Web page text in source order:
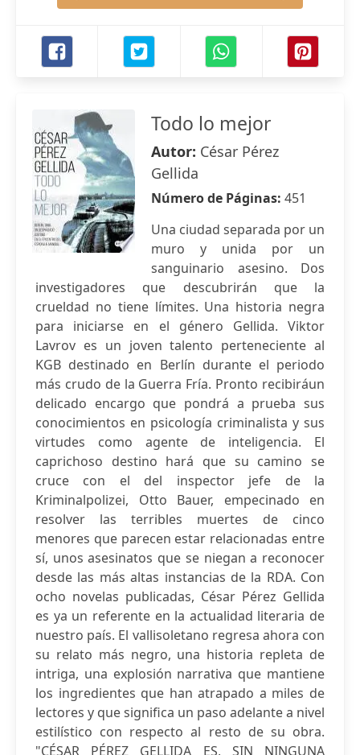
Todo lo mejor
Autor: César Pérez
Gellida
Número de Páginas: 451
Una ciudad separada por un
muro y unida por un
sanguinario asesino. Dos
investigadores que descubrirán que la
crueldad no tiene límites. Una historia negra
para iniciarse en el género Gellida. Viktor
Lavrov es un joven talento perteneciente al
KGB destinado en Berlín durante el periodo
más crudo de la Guerra Fría. Pronto recibiráun
delicado encargo que pondrá a prueba sus
conocimientos en psicología criminalista y sus
virtudes como agente de inteligencia. El
caprichoso destino hará que su camino se
cruce con el del inspector jefe de la
Kriminalpolizei, Otto Bauer, empecinado en
resolver las terribles muertes de cinco
menores que parecen estar relacionadas entre
sí, unos asesinatos que se niegan a reconocer
desde las más altas instancias de la RDA. Con
ocho novelas publicadas, César Pérez Gellida
es ya un referente en la actualidad literaria de
nuestro país. El vallisoletano regresa ahora con
su relato más negro, una historia repleta de
intriga, una explosión narrativa que mantiene
los ingredientes que han atrapado a miles de
lectores y que significa un paso adelante a nivel
estilístico con respecto al resto de su obra.
"CÉSAR PÉREZ GELLIDA ES, SIN NINGUNA